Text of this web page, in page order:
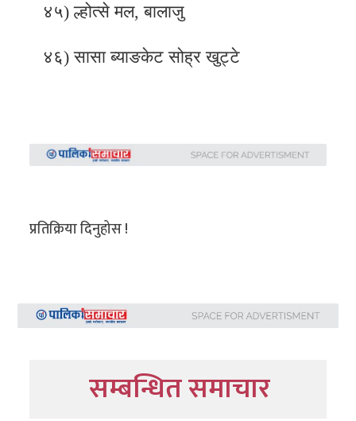
४५) ल्होत्से मल, बालाजु
४६) सासा ब्याङकेट सोह्र खुट्टे
प्रतिक्रिया दिनुहोस !
सम्बन्धित समाचार